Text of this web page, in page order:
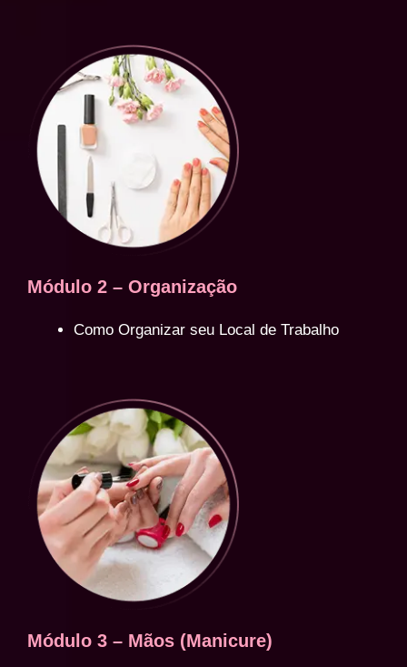
Módulo 2 – Organização
Como Organizar seu Local de Trabalho
Módulo 3 – Mãos (Manicure)